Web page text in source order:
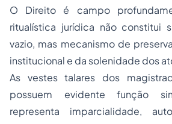
O Direito é campo
ritualística jurídica não constitui
vazio, mas mecanismo de
institucional e da solenidade dos
As vestes talares dos
possuem evidente função
representa imparcialidade,